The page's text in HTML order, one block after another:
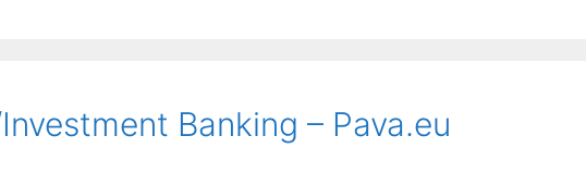
Banking – Pava.eu